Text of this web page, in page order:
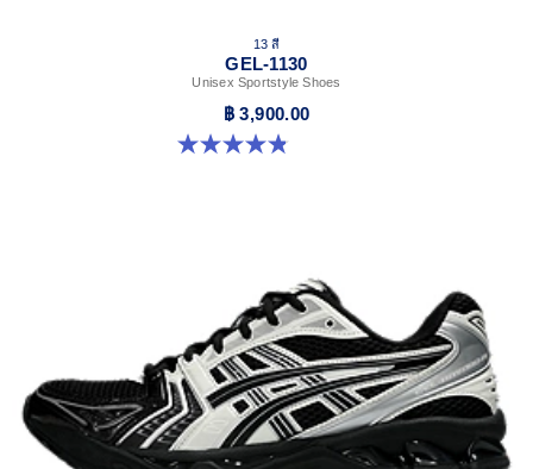
13 สี
GEL-1130
Unisex Sportstyle Shoes
฿ 3,900.00
4.8 จาก 5 ดาว 401 รีวิว